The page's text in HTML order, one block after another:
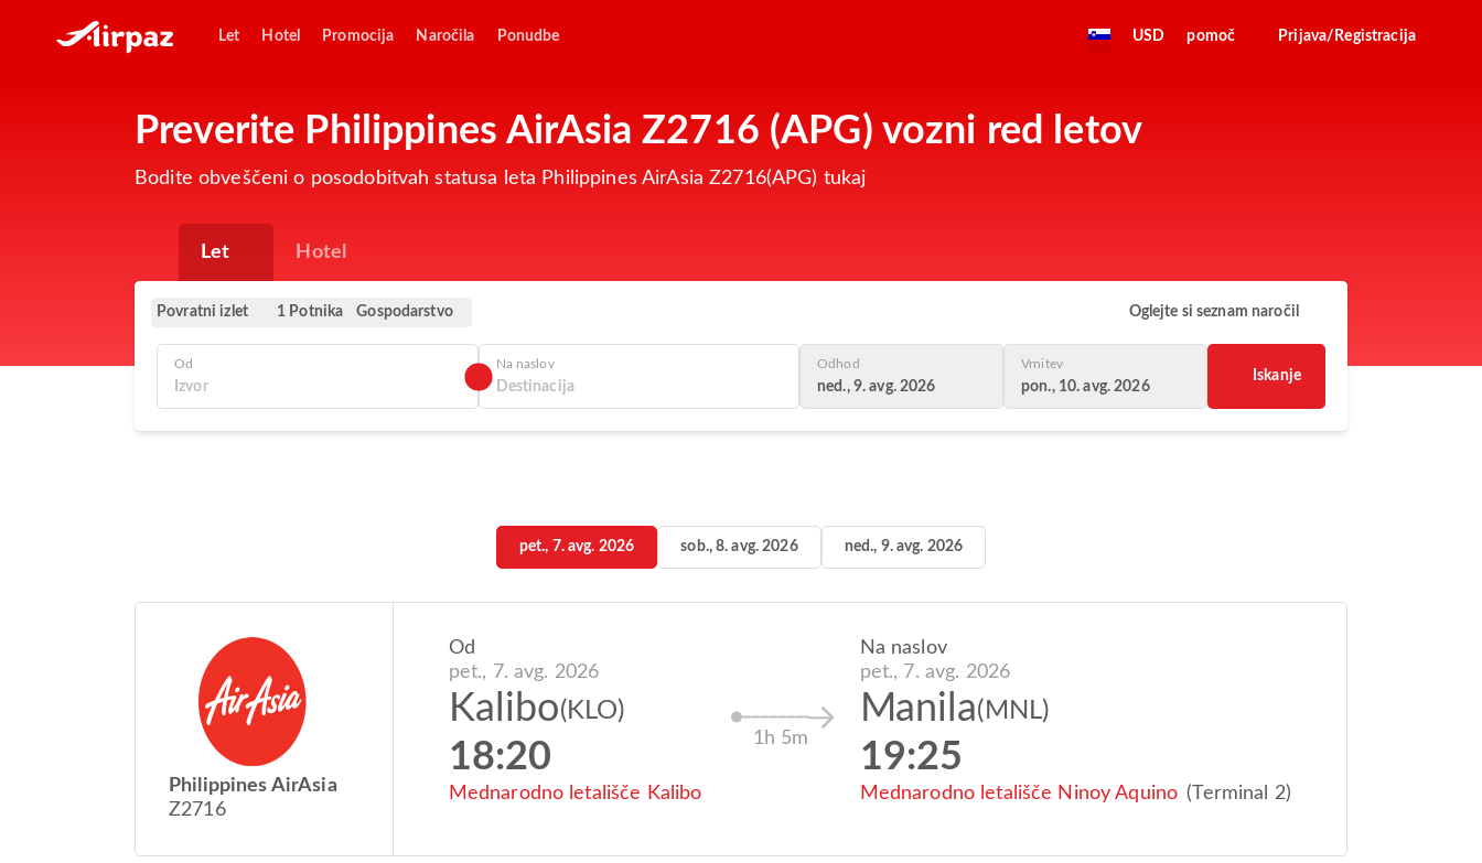
Let Hotel Promocija Naročila Ponudbe USD pomoč Prijava/Registracija
Preverite Philippines AirAsia Z2716 (APG) vozni red letov
Bodite obveščeni o posodobitvah statusa leta Philippines AirAsia Z2716(APG) tukaj
Let Hotel
Povratni izlet 1 Potnika Gospodarstvo Oglejte si seznam naročil
Od Na naslov Odhod
ned., 9. avg. 2026
Vrnitev
pon., 10. avg. 2026
Iskanje
pet., 7. avg. 2026 sob., 8. avg. 2026 ned., 9. avg. 2026
Philippines AirAsia
Z2716
Od
pet., 7. avg. 2026
Kalibo(KLO)
18:20
Mednarodno letališče Kalibo
1h 5m
Na naslov
pet., 7. avg. 2026
Manila(MNL)
19:25
Mednarodno letališče Ninoy Aquino (Terminal 2)